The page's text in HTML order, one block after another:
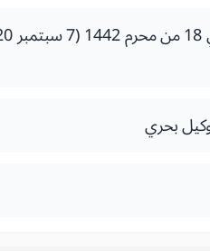
بحري